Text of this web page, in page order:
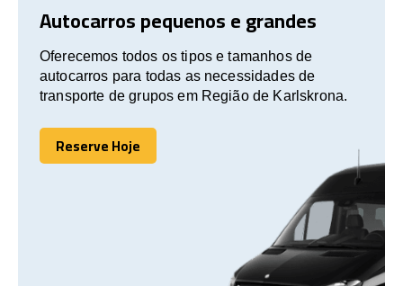
Autocarros pequenos e grandes
Oferecemos todos os tipos e tamanhos de
autocarros para todas as necessidades de
transporte de grupos em Região de Karlskrona.
Reserve Hoje
Reserve Hoje